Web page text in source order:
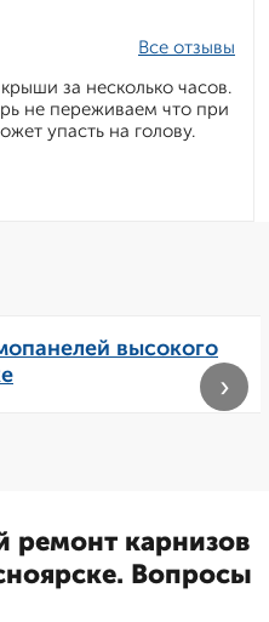
Все отзывы
за несколько часов.
не переживаем что при
упасть на голову.
высокого
›
ремонт карнизов
Вопросы